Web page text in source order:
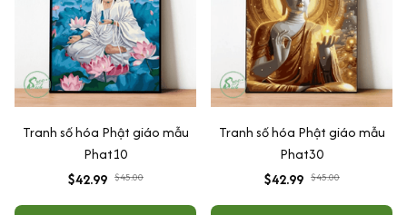
Tranh số hóa Phật giáo mẫu
Phat10
$42.99 $45.00
Tranh số hóa Phật giáo mẫu
Phat30
$42.99 $45.00